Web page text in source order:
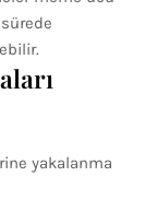
yakalanma